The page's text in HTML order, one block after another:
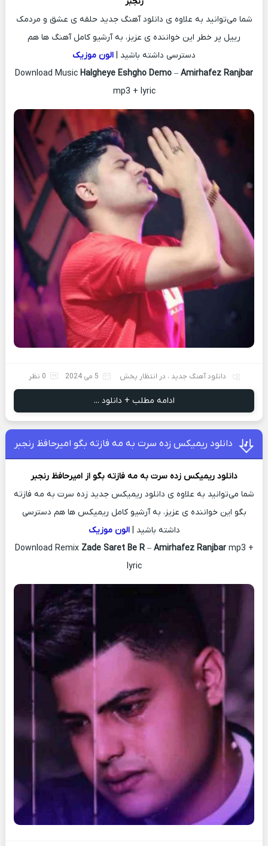
شما می‌توانید به علاوه ی دانلود آهنگ جدید حلقه ی عشق و مردمک
رییل پر خطر این خواننده ی عزیز، به آرشیو کامل آهنگ ها هم
دسترسی داشته باشید | الون موزیک
Download Music Halgheye Eshgho Demo – Amirhafez Ranjbar
mp3 + lyric
دانلود آهنگ جدید ، در انتظار پخش 5 می 2024 0 نظر
ادامه مطلب + دانلود ...
دانلود ریمیکس زده سرت به مه فازته بگو امیرحافظ رنجبر
دانلود ریمیکس زده سرت به مه فازته بگو از امیرحافظ رنجبر
شما می‌توانید به علاوه ی دانلود ریمیکس جدید زده سرت به مه فازته
بگو این خواننده ی عزیز، به آرشیو کامل ریمیکس ها هم دسترسی
داشته باشید |الون موزیک
Download Remix Zade Saret Be R– Amirhafez Ranjbarmp3 +
lyric